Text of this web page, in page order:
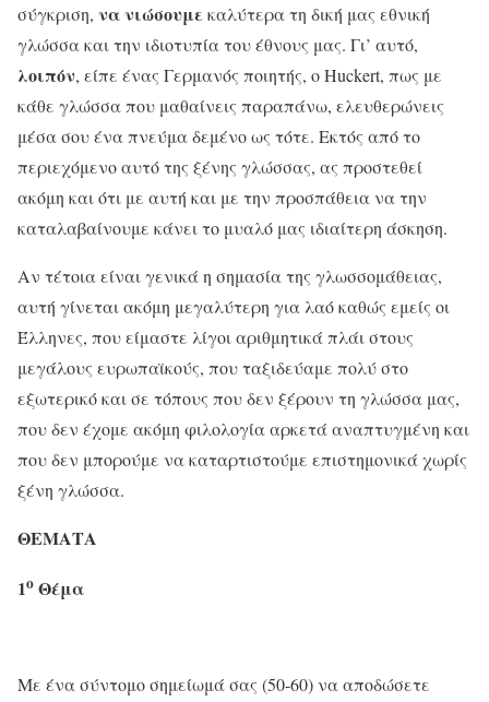
σύγκριση, να νιώσουμεκαλύτερα τη δική μας εθνική
γλώσσα και την ιδιοτυπία του έθνους μας. Γι’ αυτό,
λοιπόν, είπε ένας Γερμανός ποιητής, ο Huckert, πως με
κάθε γλώσσα που μαθαίνεις παραπάνω, ελευθερώνεις
μέσα σου ένα πνεύμα δεμένο ως τότε. Εκτός από το
περιεχόμενο αυτό της ξένης γλώσσας, ας προστεθεί
ακόμη και ότι με αυτή και με την προσπάθεια να την
καταλαβαίνουμε κάνει το μυαλό μας ιδιαίτερη άσκηση.
Αν τέτοια είναι γενικά η σημασία της γλωσσομάθειας,
αυτή γίνεται ακόμη μεγαλύτερη για λαό καθώς εμείς οι
Έλληνες, που είμαστε λίγοι αριθμητικά πλάι στους
μεγάλους ευρωπαϊκούς, που ταξιδεύαμε πολύ στο
εξωτερικό και σε τόπους που δεν ξέρουν τη γλώσσα μας,
που δεν έχομε ακόμη φιλολογία αρκετά αναπτυγμένη και
που δεν μπορούμε να καταρτι­στούμε επιστημονικά χωρίς
ξένη γλώσσα.
ΘΕΜΑΤΑ
1ο Θέμα
Με ένα σύντομο σημείωμά σας (50-60) να αποδώσετε